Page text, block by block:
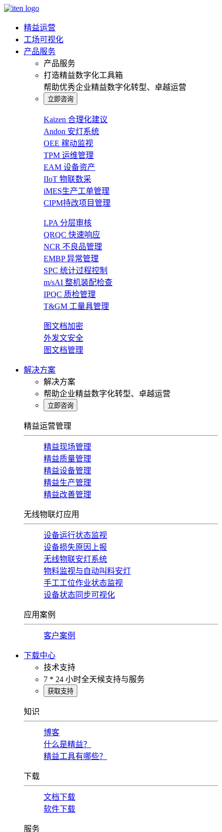
精益运营
工场可视化
产品服务
产品服务
打造精益数字化工具箱
帮助优秀企业精益数字化转型、卓越运营
立即咨询
Kaizen 合理化建议
Andon 安灯系统
OEE 稼动监视
TPM 运维管理
EAM 设备资产
IIoT 物联数采
iMES生产工单管理
CIPM持改项目管理
LPA 分层审核
QRQC 快速响应
NCR 不良品管理
EMBP 异常管理
SPC 统计过程控制
m/sAI 整机装配检查
IPQC 质检管理
T&GM 工量具管理
图文档加密
外发文安全
图文档管理
解决方案
解决方案
帮助企业精益数字化转型、卓越运营
立即咨询
精益运营管理
精益现场管理
精益质量管理
精益设备管理
精益生产管理
精益改善管理
无线物联灯应用
设备运行状态监视
设备损失原因上报
无线物联安灯系统
物料监视与自动叫料安灯
手工工位作业状态监视
设备状态同步可视化
应用案例
客户案例
下载中心
技术支持
7 * 24 小时全天候支持与服务
获取支持
知识
博客
什么是精益？
精益工具有哪些？
下载
文档下载
软件下载
服务